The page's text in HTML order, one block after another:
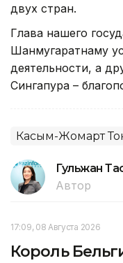
двух стран.
Глава нашего
Шанмугаратнаму
деятельности, а
Сингапура –
Касым-Жомарт
Гульжан
Автор
17:09, 08 Августа 2026
Король